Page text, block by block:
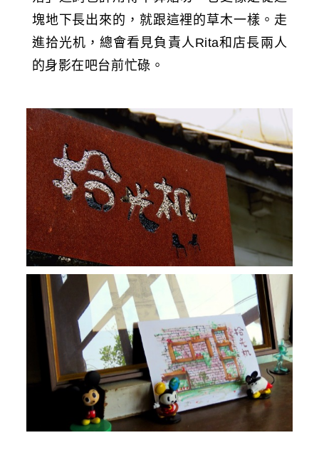
塊地下長出來的，就跟這裡的草木一樣。走
進拾光机，總會看見負責人Rita和店長兩人
的身影在吧台前忙碌。